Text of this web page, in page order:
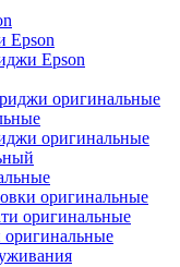
Epson
Epson
оригинальные
оригинальные
оригинальные
оригинальные